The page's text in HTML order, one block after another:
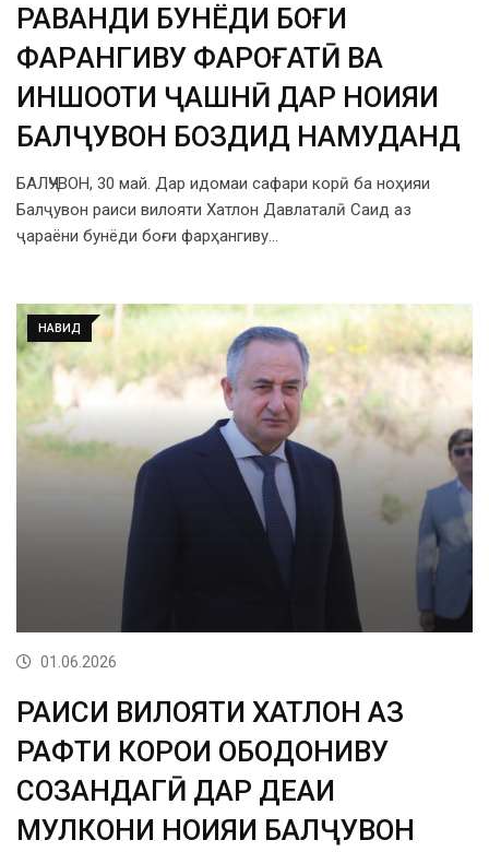
РАВАНДИ БУНЁДИ БОҒИ
ФАРҲАНГИВУ ФАРОҒАТӢ ВА
ИНШООТИ ҶАШНӢ ДАР НОҲИЯИ
БАЛҶУВОН БОЗДИД НАМУДАНД
БАЛҶУВОН, 30 май. Дар идомаи сафари корӣ ба ноҳияи
Балҷувон раиси вилояти Хатлон Давлаталӣ Саид аз
ҷараёни бунёди боғи фарҳангиву…
НАВИД
01.06.2026
РАИСИ ВИЛОЯТИ ХАТЛОН АЗ
РАФТИ КОРҲОИ ОБОДОНИВУ
СОЗАНДАГӢ ДАР ДЕҲАИ
МУЛКОНИ НОҲИЯИ БАЛҶУВОН